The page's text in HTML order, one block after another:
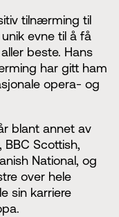
tilnærming til
evne til å få
beste. Hans
har gitt ham
opera- og
blant annet av
BBC Scottish,
National, og
over hele
sin karriere